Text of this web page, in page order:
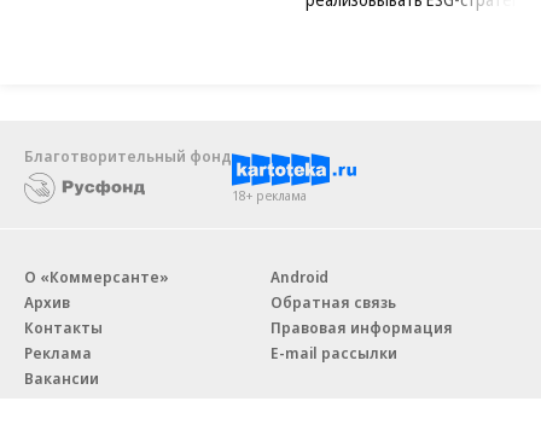
Новости компаний
07.08.2026
возведен в полную высоту
07.08.2026
В ДОМ.РФ рассказали, как
крупным компаниям
реализовывать ESG-стратегию